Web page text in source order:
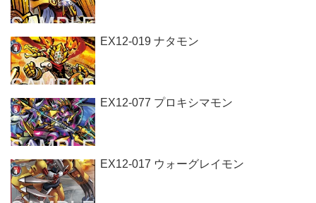
EX12-019 ナタモン
EX12-077 プロキシマモン
EX12-017 ウォーグレイモン